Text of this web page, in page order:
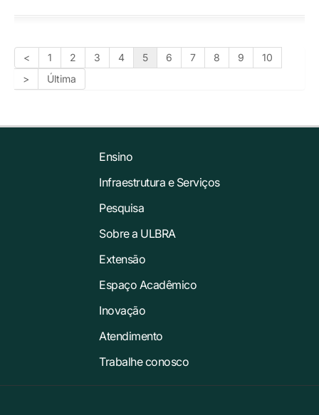
< 1 2 3 4 5 6 7 8 9
10
>
Última
Ensino
Infraestrutura e Serviços
Pesquisa
Sobre a ULBRA
Extensão
Espaço Acadêmico
Inovação
Atendimento
Trabalhe conosco